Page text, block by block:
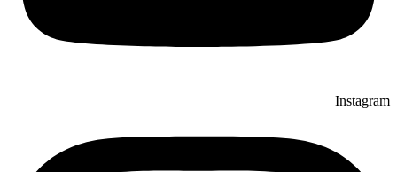
Instagram